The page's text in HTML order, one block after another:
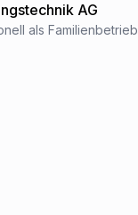
AG
als Familienbetrieb
Play Store